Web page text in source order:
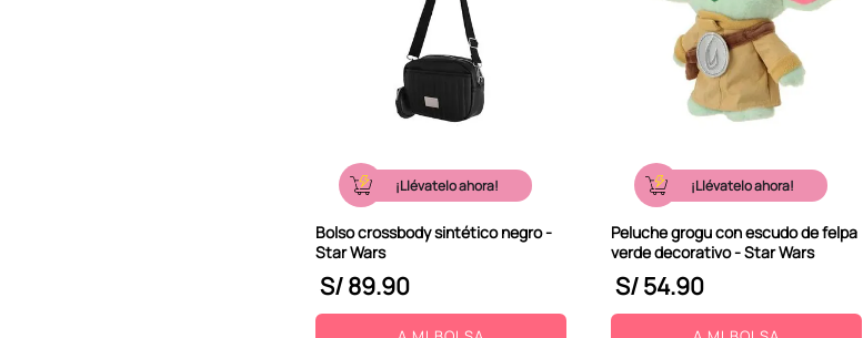
¡Llévatelo ahora!
Bolso crossbody sintético negro -
Star Wars
S/89.90
¡Llévatelo ahora!
Peluche grogu con escudo de felpa
verde decorativo - Star Wars
S/54.90